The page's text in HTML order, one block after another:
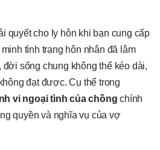
quyết cho ly hôn khi bạn cung cấp
tình trạng hôn nhân đã lâm
đời sống chung không thể kéo dài,
đạt được. Cụ thể trong
vi ngoại tình của chồng chính
quyền và nghĩa vụ của vợ